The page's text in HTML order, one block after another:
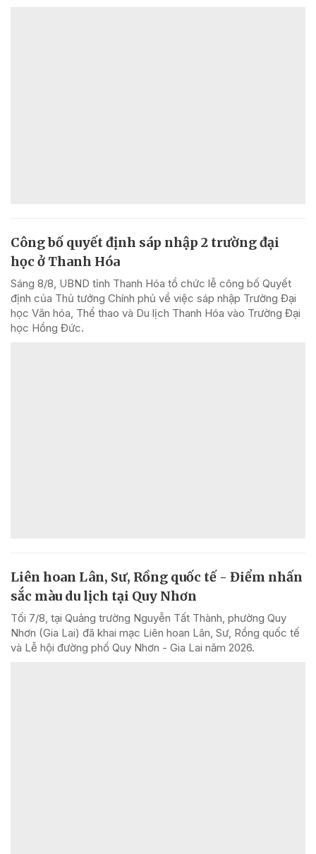
Công bố quyết định sáp nhập 2 trường đại
học ở Thanh Hóa
Sáng 8/8, UBND tỉnh Thanh Hóa tổ chức lễ công bố Quyết
định của Thủ tướng Chính phủ về việc sáp nhập Trường Đại
học Văn hóa, Thể thao và Du lịch Thanh Hóa vào Trường Đại
học Hồng Đức.
Liên hoan Lân, Sư, Rồng quốc tế - Điểm nhấn
sắc màu du lịch tại Quy Nhơn
Tối 7/8, tại Quảng trường Nguyễn Tất Thành, phường Quy
Nhơn (Gia Lai) đã khai mạc Liên hoan Lân, Sư, Rồng quốc tế
và Lễ hội đường phố Quy Nhơn - Gia Lai năm 2026.